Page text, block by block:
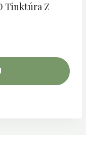
Tinktúra Z